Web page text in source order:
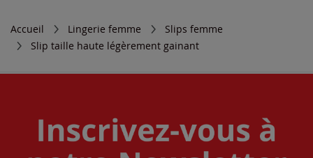
Accueil Lingerie femme
Slips femme
Slip taille haute légèrement gainant